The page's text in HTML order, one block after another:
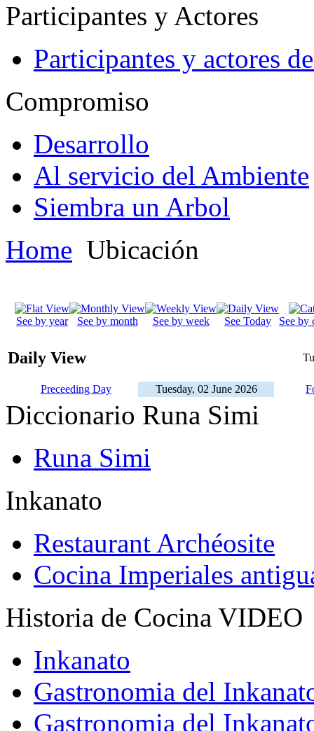
Participantes y Actores
Participantes y actores
Compromiso
Desarrollo
Al servicio del Ambiente
Siembra un Arbol
Home Ubicación
See by year See by month See by week See Today See by
Daily View
Preceeding Day Tuesday, 02 June 2026
Diccionario Runa Simi
Runa Simi
Inkanato
Restaurant Archéosite
Cocina Imperiales
Historia de Cocina VIDEO
Inkanato
Gastronomia del
Gastronomia del